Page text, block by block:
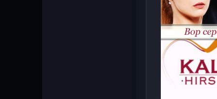
отличном
Наслаждайтесь
впечатлениями
Новые серии
телевизорах.